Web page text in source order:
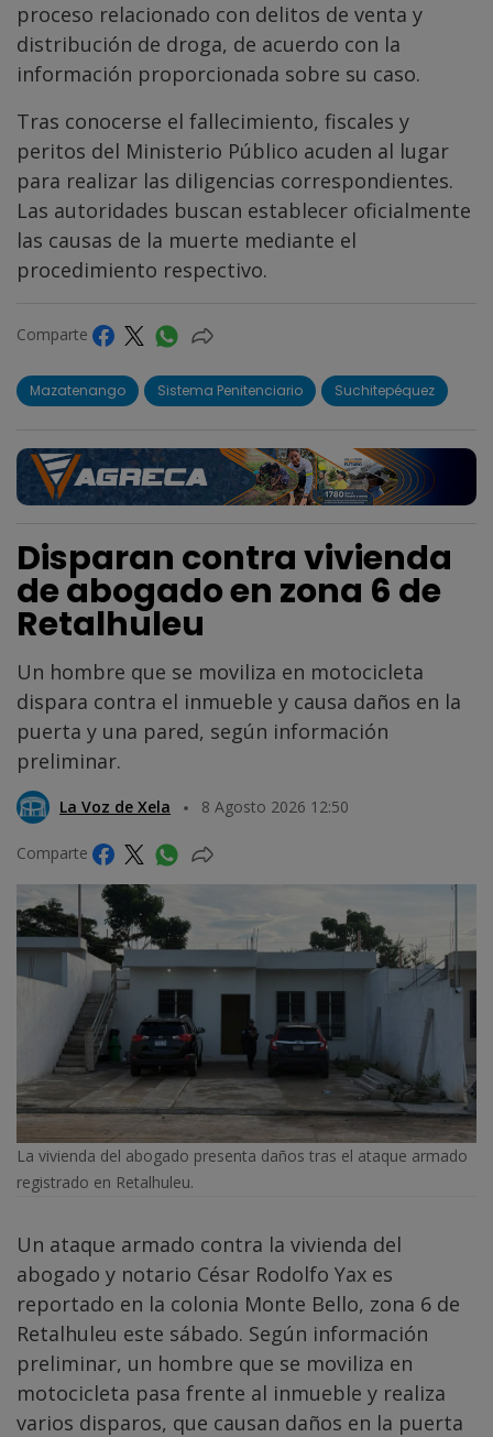
proceso relacionado con delitos de venta y
distribución de droga, de acuerdo con la
información proporcionada sobre su caso.
Tras conocerse el fallecimiento, fiscales y
peritos del Ministerio Público acuden al lugar
para realizar las diligencias correspondientes.
Las autoridades buscan establecer oficialmente
las causas de la muerte mediante el
procedimiento respectivo.
Comparte
Mazatenango Sistema Penitenciario Suchitepéquez
Disparan contra vivienda
de abogado en zona 6 de
Retalhuleu
Un hombre que se moviliza en motocicleta
dispara contra el inmueble y causa daños en la
puerta y una pared, según información
preliminar.
La Voz de Xela 8 Agosto 2026 12:50
Comparte
La vivienda del abogado presenta daños tras el ataque armado
registrado en Retalhuleu.
Un ataque armado contra la vivienda del
abogado y notario César Rodolfo Yax es
reportado en la colonia Monte Bello, zona 6 de
Retalhuleu este sábado. Según información
preliminar, un hombre que se moviliza en
motocicleta pasa frente al inmueble y realiza
varios disparos, que causan daños en la puerta